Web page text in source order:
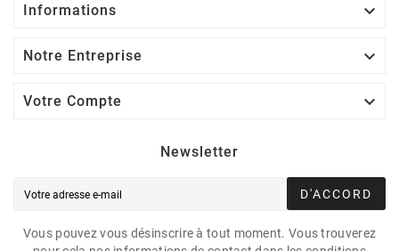
Informations 
Notre Entreprise 
Votre Compte 
Newsletter
D'ACCORD
Vous pouvez vous désinscrire à tout moment. Vous trouverez